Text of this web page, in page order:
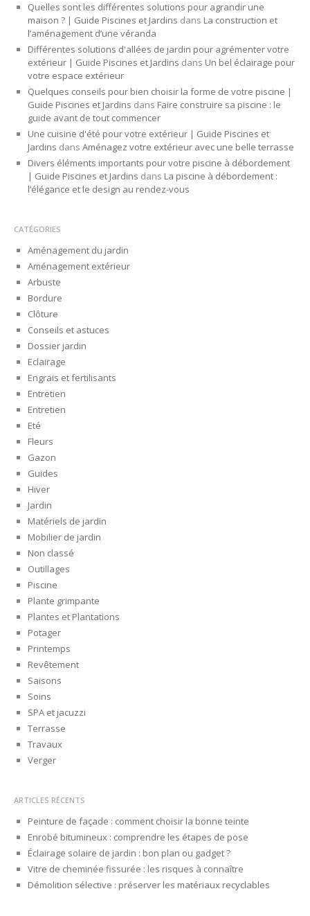
Quelles sont les différentes solutions pour agrandir une
maison ? | Guide Piscines et Jardins dans La construction et
l’aménagement d’une véranda
Différentes solutions d'allées de jardin pour agrémenter votre
extérieur | Guide Piscines et Jardins dans Un bel éclairage pour
votre espace extérieur
Quelques conseils pour bien choisir la forme de votre piscine |
Guide Piscines et Jardins dans Faire construire sa piscine : le
guide avant de tout commencer
Une cuisine d'été pour votre extérieur | Guide Piscines et
Jardins dans Aménagez votre extérieur avec une belle terrasse
Divers éléments importants pour votre piscine à débordement
| Guide Piscines et Jardins dans La piscine à débordement :
l’élégance et le design au rendez-vous
CATÉGORIES
Aménagement du jardin
Aménagement extérieur
Arbuste
Bordure
Clôture
Conseils et astuces
Dossier jardin
Eclairage
Engrais et fertilisants
Entretien
Entretien
Eté
Fleurs
Gazon
Guides
Hiver
Jardin
Matériels de jardin
Mobilier de jardin
Non classé
Outillages
Piscine
Plante grimpante
Plantes et Plantations
Potager
Printemps
Revêtement
Saisons
Soins
SPA et jacuzzi
Terrasse
Travaux
Verger
ARTICLES RÉCENTS
Peinture de façade : comment choisir la bonne teinte
Enrobé bitumineux : comprendre les étapes de pose
Éclairage solaire de jardin : bon plan ou gadget ?
Vitre de cheminée fissurée : les risques à connaître
Démolition sélective : préserver les matériaux recyclables